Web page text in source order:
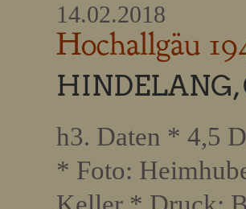
14.02.2018
Hochallgäu
HINDELANG,
h3. Daten * 4,5
* Foto: